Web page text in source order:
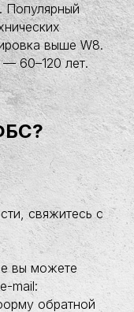
Популярный
выше W8.
— 60–120 лет.
свяжитесь с
вы можете
mail:
обратной